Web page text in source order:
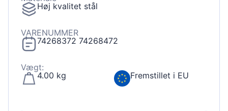
Høj kvalitet stål
VARENUMMER
74268372 74268472
Vægt:
4.00 kg
Fremstillet i EU